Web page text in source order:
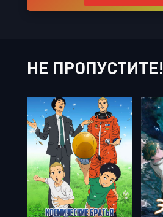
НЕ ПРОПУСТИТЕ!